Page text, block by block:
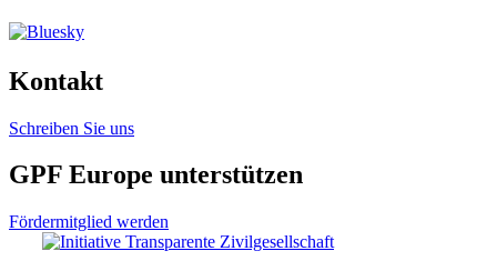
Kontakt
Schreiben Sie uns
GPF Europe unterstützen
Fördermitglied werden